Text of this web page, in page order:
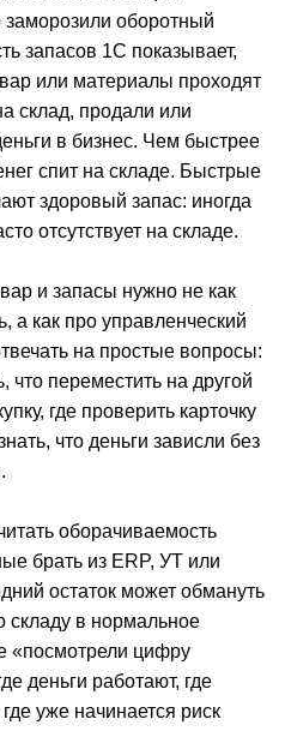
заморозили оборотный
запасов 1С показывает,
или материалы проходят
склад, продали или
в бизнес. Чем быстрее
спит на складе. Быстрые
здоровый запас: иногда
отсутствует на складе.
и запасы нужно не как
а как про управленческий
на простые вопросы:
что переместить на другой
где проверить карточку
что деньги зависли без
оборачиваемость
брать из ERP, УТ или
остаток может обмануть
складу в нормальное
«посмотрели цифру
деньги работают, где
уже начинается риск